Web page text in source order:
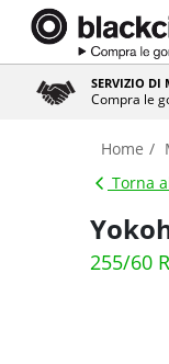
SERVIZIO DI
Compra le
Home
Torna
255/60